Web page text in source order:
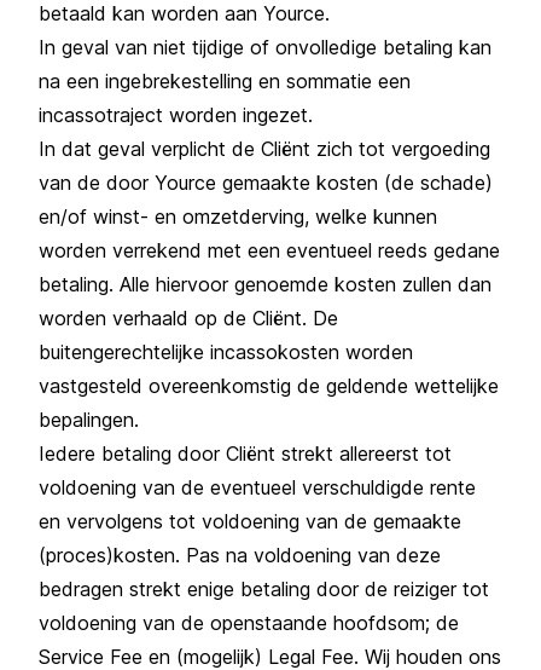
betaald kan worden aan Yource.
In geval van niet tijdige of onvolledige betaling kan
na een ingebrekestelling en sommatie een
incassotraject worden ingezet.
In dat geval verplicht de Cliënt zich tot vergoeding
van de door Yource gemaakte kosten (de schade)
en/of winst- en omzetderving, welke kunnen
worden verrekend met een eventueel reeds gedane
betaling. Alle hiervoor genoemde kosten zullen dan
worden verhaald op de Cliënt. De
buitengerechtelijke incassokosten worden
vastgesteld overeenkomstig de geldende wettelijke
bepalingen.
Iedere betaling door Cliënt strekt allereerst tot
voldoening van de eventueel verschuldigde rente
en vervolgens tot voldoening van de gemaakte
(proces)kosten. Pas na voldoening van deze
bedragen strekt enige betaling door de reiziger tot
voldoening van de openstaande hoofdsom; de
Service Fee en (mogelijk) Legal Fee. Wij houden ons